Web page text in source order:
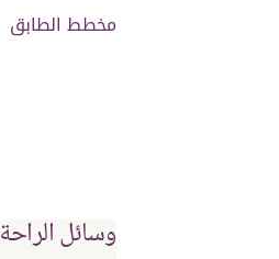
مخطط الطابق
وسائل الراحة